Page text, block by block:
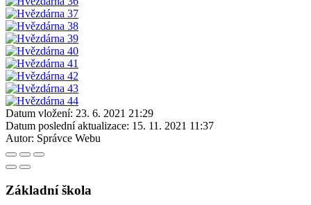
Datum vložení: 23. 6. 2021 21:29
Datum poslední aktualizace: 15. 11. 2021 11:37
Autor: Správce Webu
Základní škola